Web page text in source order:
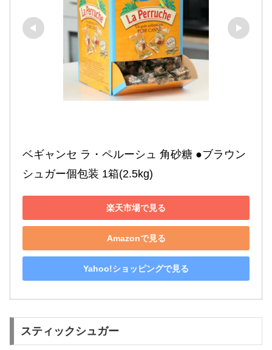
ベギャンセ ラ・ペルーシュ 角砂糖 ●ブラウン
シュガー個包装 1箱(2.5kg)
楽天市場で見る
Amazonで見る
Yahoo!ショッピングで見る
スティックシュガー